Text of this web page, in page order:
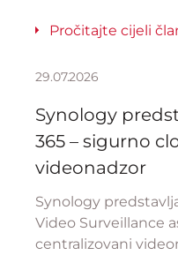
Pročitajte cijeli
29.07.2026
Synology
365 – sigurno
videonadzor
Synology
Video Surveillance
centralizovani